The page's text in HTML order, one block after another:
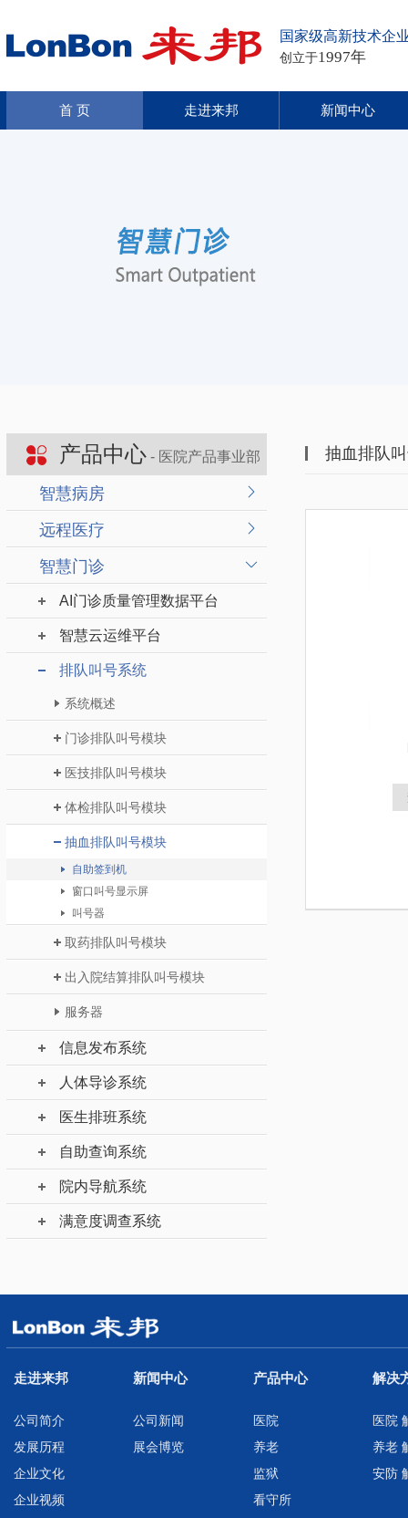
国家级高新技术企
创立于1997年
首 页 走进来邦 新闻中心
产品中心 - 医院产品事业部
智慧病房
远程医疗
智慧门诊
AI门诊质量管理数据平台
智慧云运维平台
排队叫号系统
系统概述
门诊排队叫号模块
医技排队叫号模块
体检排队叫号模块
抽血排队叫号模块
自助签到机
窗口叫号显示屏
叫号器
取药排队叫号模块
出入院结算排队叫号模块
服务器
信息发布系统
人体导诊系统
医生排班系统
自助查询系统
院内导航系统
满意度调查系统
抽血排队
走进来邦
公司简介
发展历程
企业文化
企业视频
新闻中心
公司新闻
展会博览
产品中心
医院
养老
监狱
看守所
解决
医院
养老
安防